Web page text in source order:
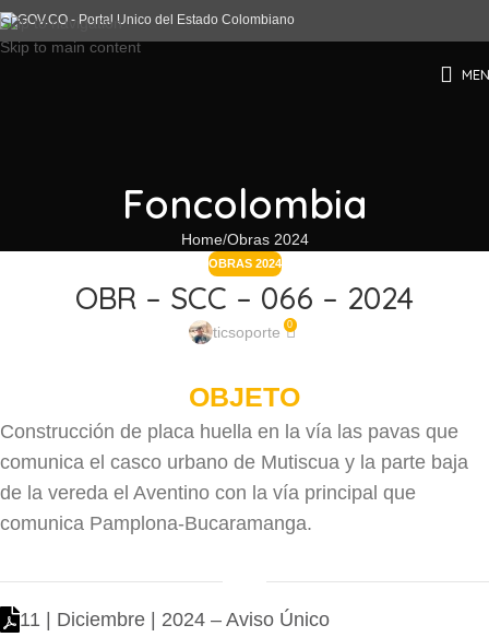
Skip to navigation
Skip to main content
Foncolombia
Home Obras 2024
OBRAS 2024
OBR – SCC – 066 – 2024
ticsoporte 0
OBJETO
Construcción de placa huella en la vía las pavas que
comunica el casco urbano de Mutiscua y la parte baja
de la vereda el Aventino con la vía principal que
comunica Pamplona-Bucaramanga.
11 | Diciembre | 2024 – Aviso Único